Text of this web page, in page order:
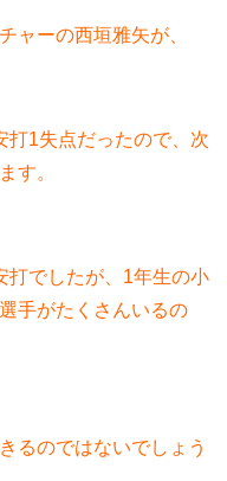
ャーの西垣雅矢が、
打1失点だったので、次
す。
打でしたが、1年生の小
手がたくさんいるの
るのではないでしょう